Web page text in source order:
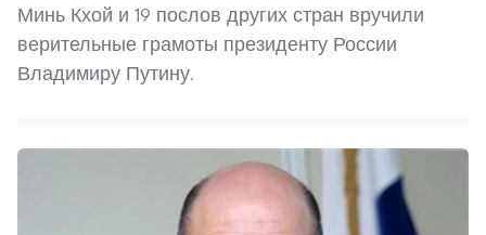
Минь Кхой и 19 послов других стран вручили
верительные грамоты президенту России
Владимиру Путину.